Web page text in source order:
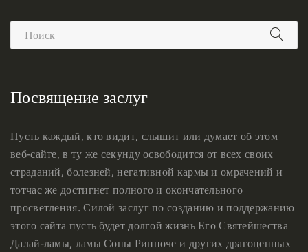
Посвящение заслуг
Пусть каждый, кто видит, слышит или думает об этом
веб-сайте, в ту же секунду освободится от всех своих
страданий, болезней, негативной кармы и омрачений и
тотчас же достигнет полного и окончательного
просветления. Силой заслуг по созданию и поддержанию
этого сайта пусть будет долгой жизнь Его Святейшества
Далай-ламы, ламы Сопы Ринпоче и других драгоценных